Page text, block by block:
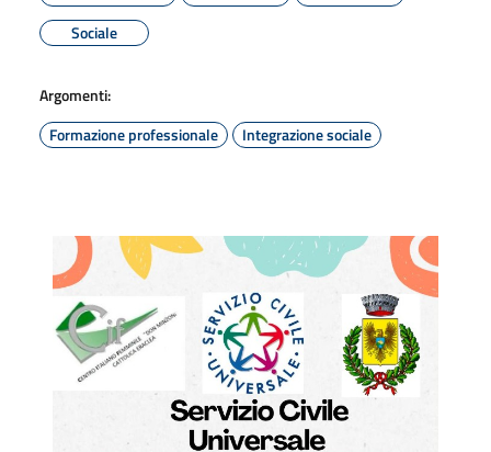
Sociale
Argomenti:
Formazione professionale
Integrazione sociale